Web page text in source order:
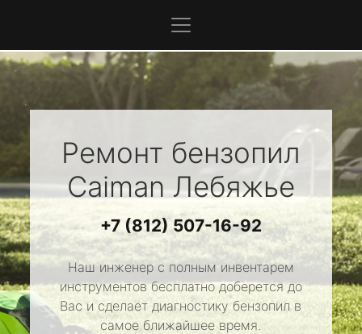
Ремонт бензопил
CaimanЛебяжье
+7 (812) 507-16-92
Наш инженер с полным инвентарем
инструментов бесплатно доберется до
Вас и сделает диагностику бензопил в
самое ближайшее время.